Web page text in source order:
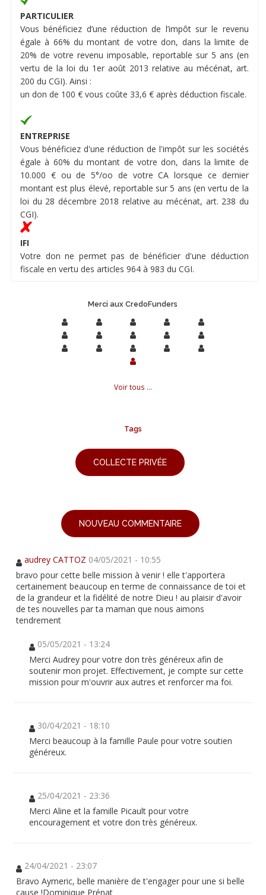
PARTICULIER
Vous bénéficiez d’une réduction de l’impôt sur le revenu
égale à 66% du montant de votre don, dans la limite de
20% de votre revenu imposable, reportable sur 5 ans (en
vertu de la loi du 1er août 2013 relative au mécénat, art.
200 du CGI). Ainsi :
un don de 100 € vous coûte 33,6 € après déduction fiscale.
ENTREPRISE
Vous bénéficiez d'une réduction de l'impôt sur les sociétés
égale à 60% du montant de votre don, dans la limite de
10.000 € ou de 5°/oo de votre CA lorsque ce dernier
montant est plus élevé, reportable sur 5 ans (en vertu de la
loi du 28 décembre 2018 relative au mécénat, art. 238 du
CGI).
IFI
Votre don ne permet pas de bénéficier d'une déduction
fiscale en vertu des articles 964 à 983 du CGI.
Merci aux CredoFunders
Voir tous ...
Tags
COLLECTE PRIVÉE
NOUVEAU COMMENTAIRE
audrey CATTOZ 04/05/2021 - 10:55
bravo pour cette belle mission à venir ! elle t'apportera
certainement beaucoup en terme de connaissance de toi et
de la grandeur et la fidélité de notre Dieu ! au plaisir d'avoir
de tes nouvelles par ta maman que nous aimons
tendrement
05/05/2021 - 13:24
Merci Audrey pour votre don très généreux afin de
soutenir mon projet. Effectivement, je compte sur cette
mission pour m'ouvrir aux autres et renforcer ma foi.
30/04/2021 - 18:10
Merci beaucoup à la famille Paule pour votre soutien
généreux.
25/04/2021 - 23:36
Merci Aline et la famille Picault pour votre
encouragement et votre don très généreux.
24/04/2021 - 23:07
Bravo Aymeric, belle manière de t'engager pour une si belle
cause !Dominique Prénat